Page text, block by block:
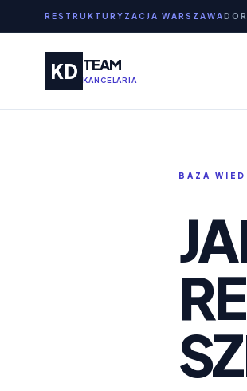
RESTRUKTURYZACJA WARSZAWA
KD TEAM
KANCELARIA
BAZA